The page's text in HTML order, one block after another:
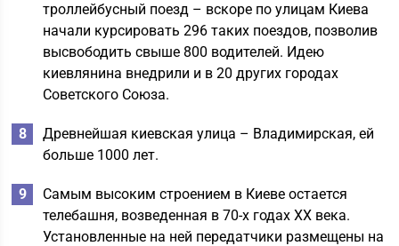
троллейбусный поезд – вскоре по улицам Киева
начали курсировать 296 таких поездов, позволив
высвободить свыше 800 водителей. Идею
киевлянина внедрили и в 20 других городах
Советского Союза.
Древнейшая киевская улица – Владимирская, ей
больше 1000 лет.
Самым высоким строением в Киеве остается
телебашня, возведенная в 70-х годах ХХ века.
Установленные на ней передатчики размещены на